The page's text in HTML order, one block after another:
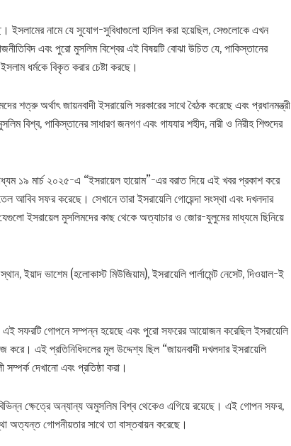
ইসলামের নামে যে সুযোগ-সুবিধাগুলো হাসিল করা হয়েছিল, সেগুলোকে এখন
এবং পুরো মুসলিম বিশ্বের এই বিষয়টি বোঝা উচিত যে, পাকিস্তানের
ধর্মকে বিকৃত করার চেষ্টা করছে।
শত্রু অর্থাৎ জায়নবাদী ইসরায়েলি সরকারের সাথে বৈঠক করেছে এবং প্রধানমন্ত্রী
বিশ্ব, পাকিস্তানের সাধারণ জনগণ এবং গাযযার শহীদ, নারী ও নিরীহ শিশুদের
১৯ মার্চ ২০২৫-এ “ইসরায়েল হায়োম”-এর বরাত দিয়ে এই খবর প্রকাশ করে
আবিব সফর করেছে। সেখানে তারা ইসরায়েলি গোয়েন্দা সংস্থা এবং দখলদার
ইসরায়েল মুসলিমদের কাছ থেকে অত্যাচার ও জোর-যুলুমের মাধ্যমে ছিনিয়ে
ভাশেম (হলোকাস্ট মিউজিয়াম), ইসরায়েলি পার্লামেন্ট নেসেট, দিওয়াল-ই
এই সফরটি গোপনে সম্পন্ন হয়েছে এবং পুরো সফরের আয়োজন করেছিল ইসরায়েলি
এই প্রতিনিধিদলের মূল উদ্দেশ্য ছিল “জায়নবাদী দখলদার ইসরায়েলি
দেখানো এবং প্রতিষ্ঠা করা।
বিভিন্ন ক্ষেত্রে অন্যান্য অমুসলিম বিশ্ব থেকেও এগিয়ে রয়েছে। এই গোপন সফর,
অত্যন্ত গোপনীয়তার সাথে তা বাস্তবায়ন করেছে।